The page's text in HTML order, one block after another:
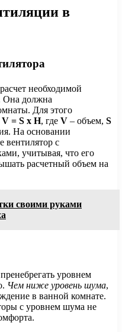
в
необходимой
Она должна
Для этого
V = S x H, где V – объем, S
На основании
вентилятор с
учитывая, что его
расчетный объем на
своими руками
уровнем
Чем ниже уровень шума,
в ванной комнате.
с уровнем шума не